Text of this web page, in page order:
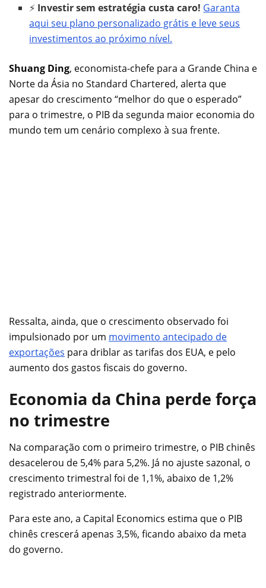
⚡ Investir sem estratégia custa caro! Garanta
aqui seu plano personalizado grátis e leve seus
investimentos ao próximo nível.
Shuang Ding, economista-chefe para a Grande China e
Norte da Ásia no Standard Chartered, alerta que
apesar do crescimento “melhor do que o esperado”
para o trimestre, o PIB da segunda maior economia do
mundo tem um cenário complexo à sua frente.
Ressalta, ainda, que o crescimento observado foi
impulsionado por um movimento antecipado de
exportações para driblar as tarifas dos EUA, e pelo
aumento dos gastos fiscais do governo.
Economia da China perde força
no trimestre
Na comparação com o primeiro trimestre, o PIB chinês
desacelerou de 5,4% para 5,2%. Já no ajuste sazonal, o
crescimento trimestral foi de 1,1%, abaixo de 1,2%
registrado anteriormente.
Para este ano, a Capital Economics estima que o PIB
chinês crescerá apenas 3,5%, ficando abaixo da meta
do governo.